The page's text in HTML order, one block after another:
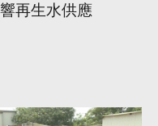
再生水供應